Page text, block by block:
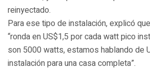
reinyectado.
Para ese tipo de instalación, explicó
“ronda en US$1,5 por cada watt pico
son 5000 watts, estamos hablando de
instalación para una casa completa”.